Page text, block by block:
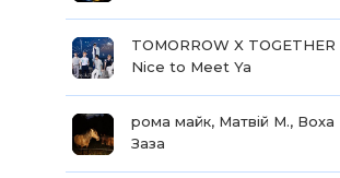
TOMORROW X TOGETHER
Nice to Meet Ya
рома майк, Матвій М., Воха
Заза